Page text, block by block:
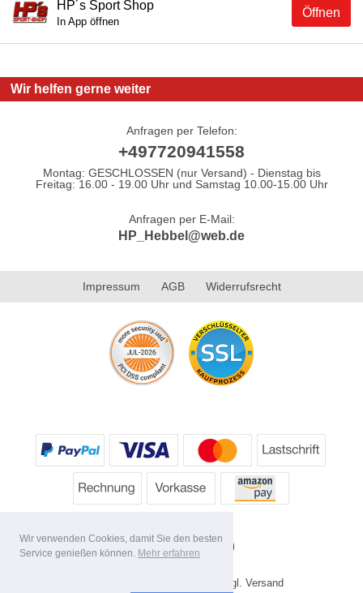
Wir verwenden Cookies, damit Sie den besten
Service genießen können. Mehr erfahren
Öffnen
HP´s Sport Shop
In App öffnen
Wir helfen gerne weiter
Anfragen per Telefon:
+497720941558
Montag: GESCHLOSSEN (nur Versand) - Dienstag bis
Freitag: 16.00 - 19.00 Uhr und Samstag 10.00-15.00 Uhr
Anfragen per E-Mail:
HP_Hebbel@web.de
Impressum AGB Widerrufsrecht
* Alle Preise inkl. MwSt. evtl. zzgl. Versand